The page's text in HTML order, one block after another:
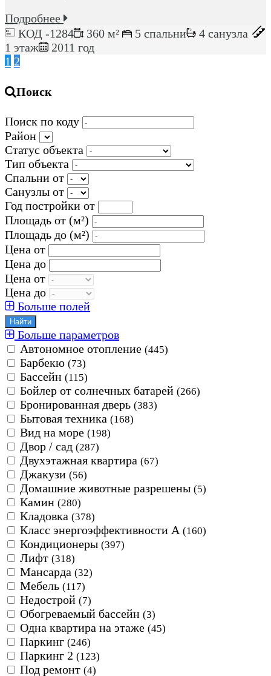
Подробнее
КОД -1284
360 м² 5 спальни
4 санузла
1 этаж
2011 год
1 2
Поиск
Поиск по коду
Район
Статус объекта
Тип объекта
Спальни от
Санузлы от
Год постройки от
Площадь от (м²)
Площадь до (м²)
Цена от
Цена до
Цена от
Цена до
Больше полей
Больше параметров
Автономное отопление (445)
Барбекю (73)
Бассейн (115)
Бойлер от солнечных батарей (266)
Бронированная дверь (383)
Бытовая техника (168)
Вид на море (198)
Двор / сад (287)
Двухэтажная квартира (67)
Джакузи (56)
Домашние животные разрешены (5)
Камин (280)
Кладовка (378)
Класс энергоэффективности А (160)
Кондиционеры (397)
Лифт (318)
Мансарда (32)
Мебель (117)
Недострой (7)
Обогреваемый бассейн (3)
Одна квартира на этаже (45)
Паркинг (246)
Паркинг 2 (123)
Под ремонт (4)